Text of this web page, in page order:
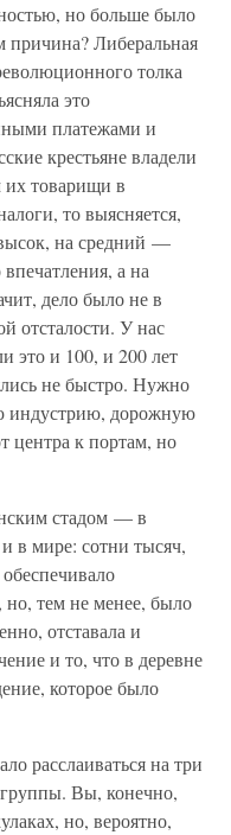
но больше было
причина? Либеральная
толка
это
платежами и
крестьяне владели
их товарищи в
то выясняется,
на средний —
а на
дело было не в
отсталости. У нас
это и 100, и 200 лет
не быстро. Нужно
индустрию, дорожную
центра к портам, но
стадом — в
в мире: сотни тысяч,
но, тем не менее, было
отставала и
и то, что в деревне
которое было
расслаиваться на три
Вы, конечно,
но, вероятно,